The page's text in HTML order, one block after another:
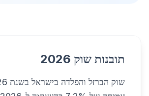
תובנות שוק 2026